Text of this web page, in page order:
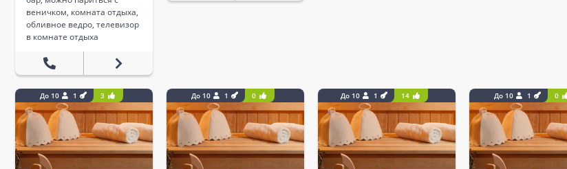
веничком, комната отдыха,
обливное ведро, телевизор
в комнате отдыха
До 10 1 3 До 10 1 0 До 10 1 14 До 10 1 0